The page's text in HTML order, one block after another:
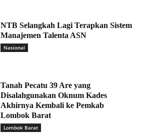
NTB Selangkah Lagi Terapkan Sistem
Manajemen Talenta ASN
Nasional
Tanah Pecatu 39 Are yang
Disalahgunakan Oknum Kades
Akhirnya Kembali ke Pemkab
Lombok Barat
Lombok Barat